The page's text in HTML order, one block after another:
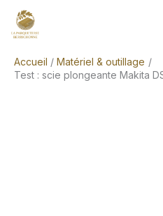
Accueil
Matériel & outillage
Test : scie plongeante Makita
Rechercher